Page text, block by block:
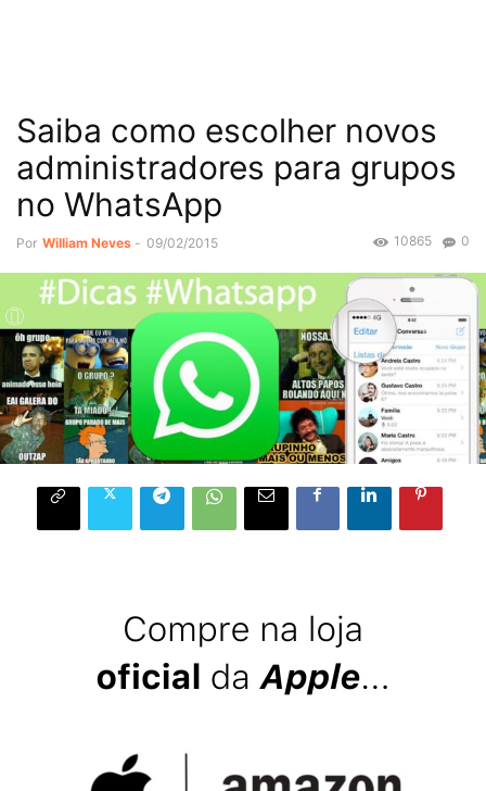
Saiba como escolher novos
administradores para grupos
no WhatsApp
Por William Neves - 09/02/2015 0
10865